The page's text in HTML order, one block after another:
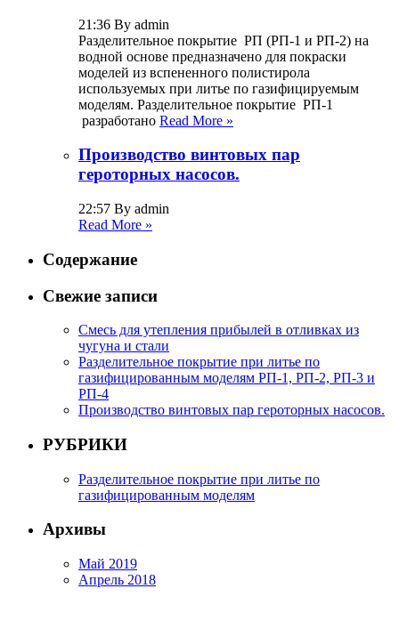
21:36 By admin
Разделительное покрытие РП (РП-1 и РП-2) на
водной основе предназначено для покраски
моделей из вспененного полистирола
используемых при литье по газифицируемым
моделям. Разделительное покрытие РП-1
разработано Read More »
Производство винтовых пар
героторных насосов.
22:57 By admin
Read More »
Содержание
Свежие записи
Смесь для утепления прибылей в отливках из
чугуна и стали
Разделительное покрытие при литье по
газифицированным моделям РП-1, РП-2, РП-3 и
РП-4
Производство винтовых пар героторных насосов.
РУБРИКИ
Разделительное покрытие при литье по
газифицированным моделям
Архивы
Май 2019
Апрель 2018